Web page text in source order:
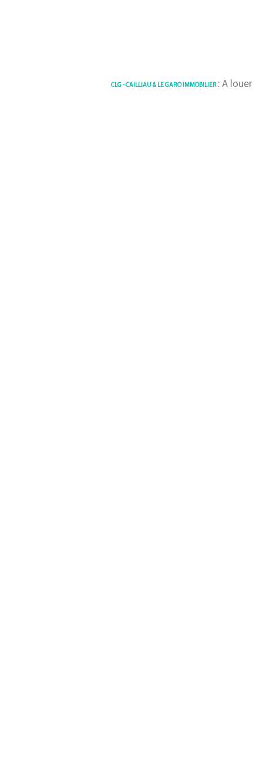
CLG - CAILLIAU & LE GARO IMMOBILIER: A louer